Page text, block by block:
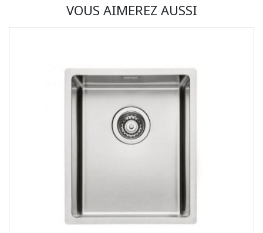
VOUS AIMEREZ AUSSI